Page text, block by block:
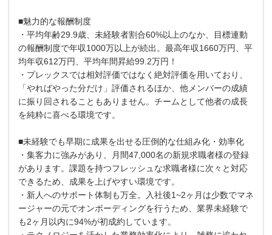
■魅力的な報酬制度
・平均年齢29.9歳、未経験者割合60%以上のなか、目標連動
の報酬制度で年収1000万以上が続出。最高年収1660万円、平
均年収612万円、平均年間昇給99.2万円！
・プレックスでは相対評価ではなく絶対評価を用いており、
「やればやった分だけ」評価されるほか、他メンバーの成績
に振り回されることもありません。チームとして他者の成長
を純粋に喜べる環境です。
■未経験でも早期に成果を出せる圧倒的な仕組み化・効率化
・集客力に強みがあり、月間47,000名の新規求職者様の登録
があります。課題を持つフレッシュな求職者様に次々と対応
できるため、成果を上げやすい環境です。
・新人へのサポート体制も万全。入社後1~2ヶ月は少数でマネ
ージャーの元でオンボーディングを行うため、業界未経験で
も2ヶ月以内に94%が初成約しています。